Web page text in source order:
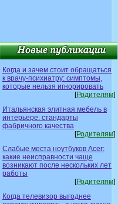
Когда и зачем стоит обращаться
к врачу-психиатру: симптомы,
которые нельзя игнорировать
[Родителям]
Итальянская элитная мебель в
интерьере: стандарты
фабричного качества
[Родителям]
Слабые места ноутбуков Acer:
какие неисправности чаще
возникают после нескольких лет
работы
[Родителям]
Когда телевизор выгоднее